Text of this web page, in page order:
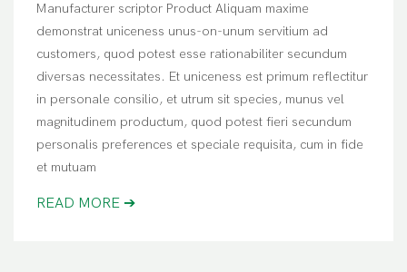
Manufacturer scriptor Product Aliquam maxime
demonstrat uniceness unus-on-unum servitium ad
customers, quod potest esse rationabiliter secundum
diversas necessitates. Et uniceness est primum reflectitur
in personale consilio, et utrum sit species, munus vel
magnitudinem productum, quod potest fieri secundum
personalis preferences et speciale requisita, cum in fide
et mutuam
READ MORE ➔